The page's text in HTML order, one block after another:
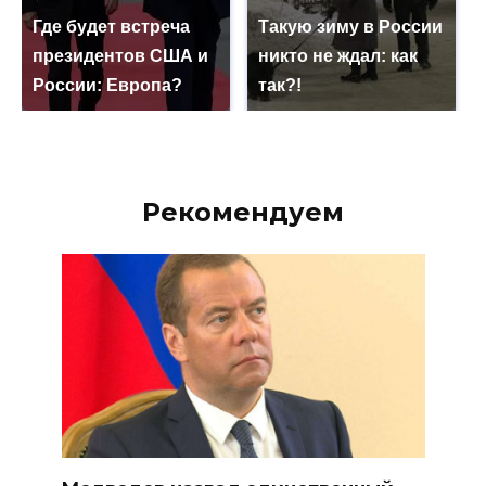
Где будет встреча
президентов США и
России: Европа?
Такую зиму в России
никто не ждал: как
так?!
Рекомендуем